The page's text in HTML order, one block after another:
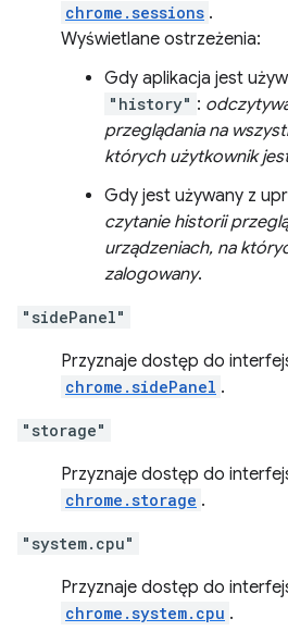
chrome.sessions .
Wyświetlane ostrzeżenia:
Gdy aplikacja jest
"history" :
przeglądania na
których użytkownik
Gdy jest używany z
czytanie historii
urządzeniach, na
zalogowany.
"sidePanel"
Przyznaje dostęp do
chrome.sidePanel .
"storage"
Przyznaje dostęp do
chrome.storage .
"system.cpu"
Przyznaje dostęp do
chrome.system.cpu .